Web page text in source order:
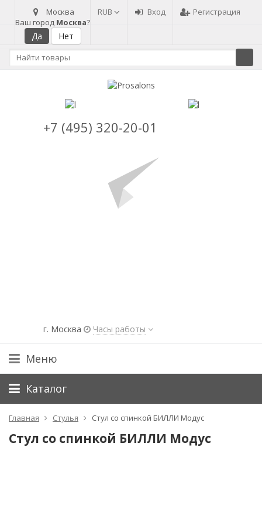
Москва
Ваш город Москва?
RUB Вход Регистрация
+7 (495) 320-20-01
г. Москва Часы работы
Меню
Каталог
Главная Стулья Стул со спинкой БИЛЛИ Модус
Стул со спинкой БИЛЛИ Модус